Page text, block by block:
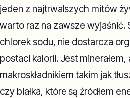
jeden z najtrwalszych mitów
warto raz na zawsze wyjaśnić.
chlorek sodu, nie dostarcza
postaci kalorii. Jest minerałem,
makroskładnikiem takim jak
czy białka, które są źródłem